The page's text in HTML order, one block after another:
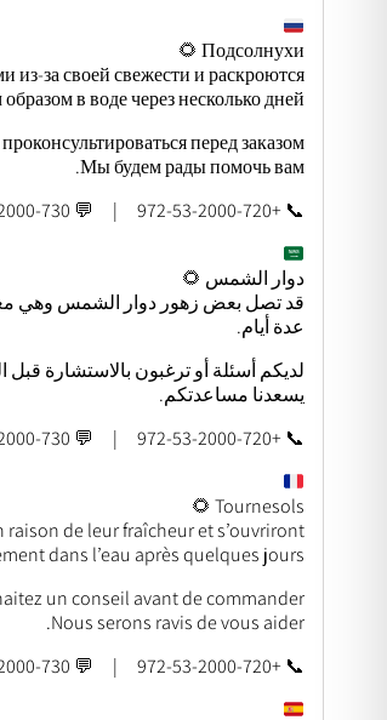
Подсолнухи 🌻
за своей свежести и раскроются
в воде через несколько дней.
перед заказом?
Мы будем рады помочь вам.
📞 +972-53-2000-720 | 💬 WhatsApp: +972-53-2000-730
دوار الشمس 🌻
قد تصل بعض زهور دوار الشمس وهي
عدة أيام.
لديكم أسئلة أو ترغبون بالاستشارة
يسعدنا مساعدتكم.
📞 +972-53-2000-720 | 💬 WhatsApp: +972-53-2000-730
Tournesols 🌻
de leur fraîcheur et s’ouvriront
dans l’eau après quelques jours.
un conseil avant de commander ?
Nous serons ravis de vous aider.
📞 +972-53-2000-720 | 💬 WhatsApp : +972-53-2000-730